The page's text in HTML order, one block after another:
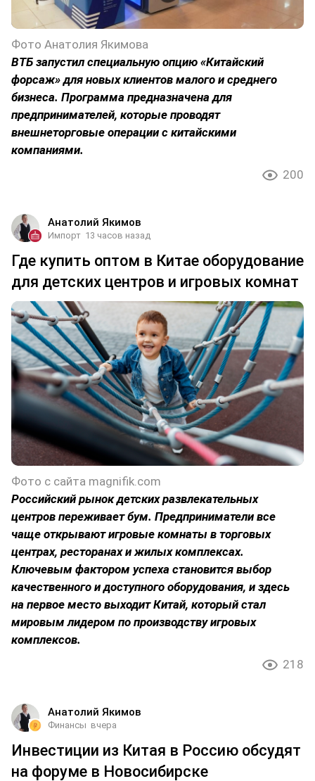
Фото Анатолия Якимова
ВТБ запустил специальную опцию «Китайский
форсаж» для новых клиентов малого и среднего
бизнеса. Программа предназначена для
предпринимателей, которые проводят
внешнеторговые операции с китайскими
компаниями.
200
Анатолий Якимов
Импорт 13 часов назад
Где купить оптом в Китае оборудование
для детских центров и игровых комнат
Фото с сайта magnifik.com
Российский рынок детских развлекательных
центров переживает бум. Предприниматели все
чаще открывают игровые комнаты в торговых
центрах, ресторанах и жилых комплексах.
Ключевым фактором успеха становится выбор
качественного и доступного оборудования, и здесь
на первое место выходит Китай, который стал
мировым лидером по производству игровых
комплексов.
218
Анатолий Якимов
Финансы вчера
Инвестиции из Китая в Россию обсудят
на форуме в Новосибирске